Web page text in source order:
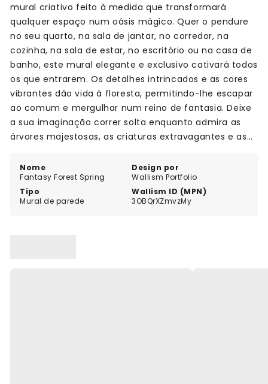
Nome
Fantasy Forest Spring
Design por
Wallism Portfolio
Tipo
Mural de parede
Wallism ID (MPN)
3OBQrXZmvzMy
mural criativo feito à medida que transformará
qualquer espaço num oásis mágico. Quer o pendure
no seu quarto, na sala de jantar, no corredor, na
cozinha, na sala de estar, no escritório ou na casa de
banho, este mural elegante e exclusivo cativará todos
os que entrarem. Os detalhes intrincados e as cores
vibrantes dão vida à floresta, permitindo-lhe escapar
ao comum e mergulhar num reino de fantasia. Deixe
a sua imaginação correr solta enquanto admira as
árvores majestosas, as criaturas extravagantes e as
cativante. Com Fantasy Forest, as suas paredes
tornam-se uma tela para os seus sonhos se
revelarem, criando uma atmosfera verdadeiramente
única e inspiradora na sua casa ou escritório.